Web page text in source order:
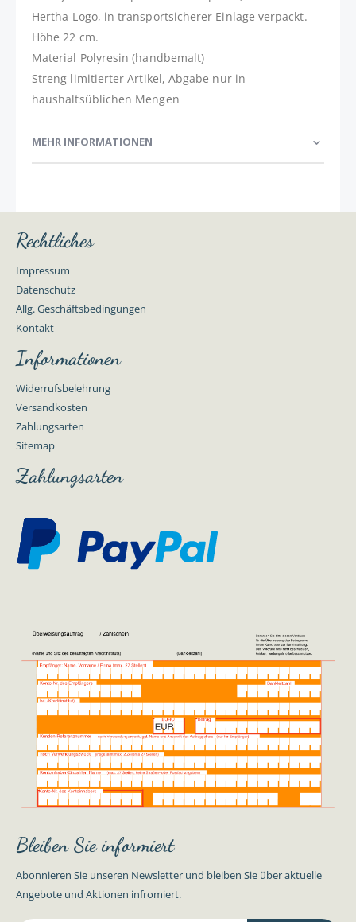
Hertha-Logo, in transportsicherer Einlage verpackt.
Höhe 22 cm.
Material Polyresin (handbemalt)
Streng limitierter Artikel, Abgabe nur in
haushaltsüblichen Mengen
MEHR INFORMATIONEN
Rechtliches
Impressum
Datenschutz
Allg. Geschäftsbedingungen
Kontakt
Informationen
Widerrufsbelehrung
Versandkosten
Zahlungsarten
Sitemap
Zahlungsarten
Bleiben Sie informiert
Abonnieren Sie unseren Newsletter und bleiben Sie über aktuelle
Angebote und Aktionen infromiert.